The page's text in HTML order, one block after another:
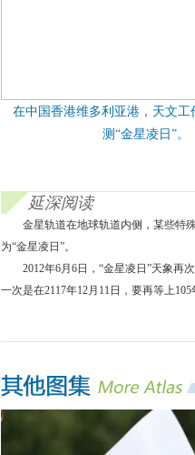
在中国香港维多利亚港，天文工
测“金星凌日”。
延深阅读
金星轨道在地球轨道内侧，某些特
为“金星凌日”。
2012年6月6日，“金星凌日”天象再
一次是在2117年12月11日，要再等上